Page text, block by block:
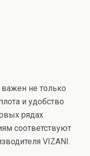
не только
и удобство
рядах
соответствуют
VIZANI.